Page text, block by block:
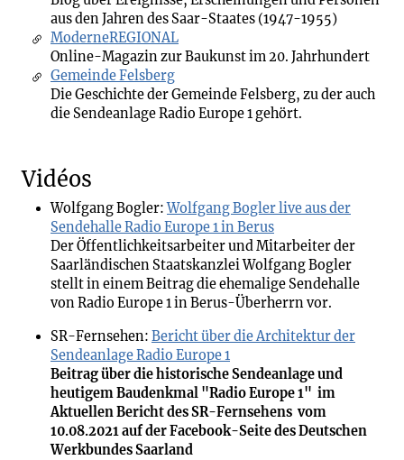
aus den Jahren des Saar-Staates (1947-1955)
ModerneREGIONAL
Online-Magazin zur Baukunst im 20. Jahrhundert
Gemeinde Felsberg
Die Geschichte der Gemeinde Felsberg, zu der auch
die Sendeanlage Radio Europe 1 gehört.
Vidéos
Wolfgang Bogler: Wolfgang Bogler live aus der
Sendehalle Radio Europe 1 in Berus
Der Öffentlichkeitsarbeiter und Mitarbeiter der
Saarländischen Staatskanzlei Wolfgang Bogler
stellt in einem Beitrag die ehemalige Sendehalle
von Radio Europe 1 in Berus-Überherrn vor.
SR-Fernsehen: Bericht über die Architektur der
Sendeanlage Radio Europe 1
Beitrag über die historische Sendeanlage und
heutigem Baudenkmal "Radio Europe 1" im
Aktuellen Bericht des SR-Fernsehens vom
10.08.2021 auf der Facebook-Seite des Deutschen
Werkbundes Saarland